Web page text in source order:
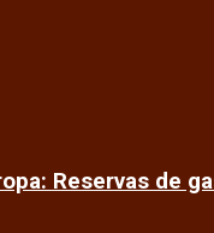
Reservas de